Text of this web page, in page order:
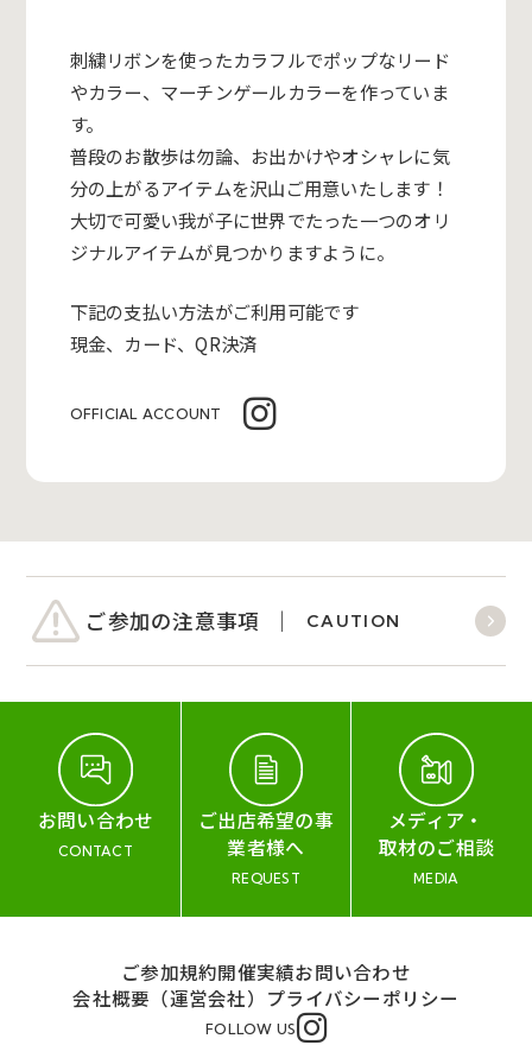
刺繍リボンを使ったカラフルでポップなリード
やカラー、マーチンゲールカラーを作っていま
す。
普段のお散歩は勿論、お出かけやオシャレに気
分の上がるアイテムを沢山ご用意いたします！
大切で可愛い我が子に世界でたった一つのオリ
ジナルアイテムが見つかりますように。
下記の支払い方法がご利用可能です
現金、カード、QR決済
OFFICIAL ACCOUNT
ご参加の注意事項 CAUTION
お問い合わせ
CONTACT
ご出店希望の事
業者様へ
REQUEST
メディア・
取材のご相談
MEDIA
ご参加規約開催実績お問い合わせ
会社概要（運営会社） プライバシーポリシー
FOLLOW US